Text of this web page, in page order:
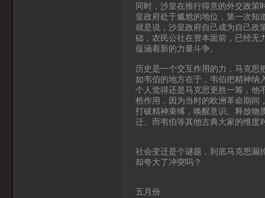
同时，沙皇在推行得意的外交政策
皇政府处于尴尬的地位，第一次知
就是说，沙皇政府自己成为自己政
础，农民公社在资本面前，已经无
蕴涵着新的力量斗争。
历史是一个交互作用的力，马克思
如韦伯的地方在于，韦伯把精神纳
个人觉得还是马克思更胜一筹，他
梏作用，因为当时的欧洲革命期间
打破精神束缚，唤醒意识。释放物
迁。而韦伯等其他古典大家的维度
社会变迁是个谜题，到底马克思漏
却夸大了冲突吗？
五月份